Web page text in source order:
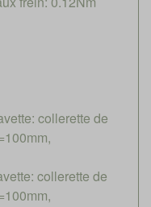
collerette de
collerette de